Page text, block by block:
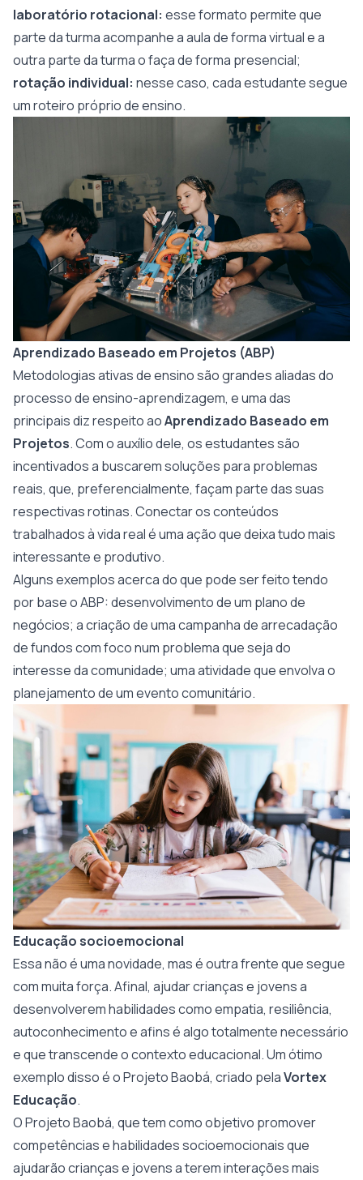
laboratório rotacional: esse formato permite que
parte da turma acompanhe a aula de forma virtual e a
outra parte da turma o faça de forma presencial;
rotação individual: nesse caso, cada estudante segue
um roteiro próprio de ensino.
Aprendizado Baseado em Projetos (ABP)
Metodologias ativas de ensino são grandes aliadas do
processo de ensino-aprendizagem, e uma das
principais diz respeito aoAprendizado Baseado em
Projetos. Com o auxílio dele, os estudantes são
incentivados a buscarem soluções para problemas
reais, que, preferencialmente, façam parte das suas
respectivas rotinas. Conectar os conteúdos
trabalhados à vida real é uma ação que deixa tudo mais
interessante e produtivo.
Alguns exemplos acerca do que pode ser feito tendo
por base o ABP: desenvolvimento de um plano de
negócios; a criação de uma campanha de arrecadação
de fundos com foco num problema que seja do
interesse da comunidade; uma atividade que envolva o
planejamento de um evento comunitário.
Educação socioemocional
Essa não é uma novidade, mas é outra frente que segue
com muita força. Afinal, ajudar crianças e jovens a
desenvolverem habilidades como empatia, resiliência,
autoconhecimento e afins é algo totalmente necessário
e que transcende o contexto educacional. Um ótimo
exemplo disso é oProjeto Baobá, criado pelaVortex
Educação.
O Projeto Baobá, que tem como objetivo promover
competências e habilidades socioemocionais que
ajudarão crianças e jovens a terem interações mais